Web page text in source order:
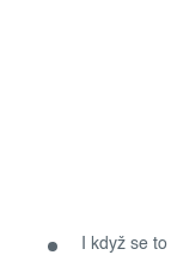
I když se